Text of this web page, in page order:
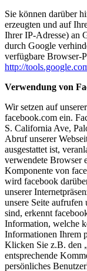
Sie können darüber
erzeugten und auf
Ihrer IP-Adresse) an
durch Google
verfügbare Browser-
http://
Verwendung von
Wir setzen auf
facebook.com ein.
S. California Ave,
Abruf unserer
ausgestattet ist,
verwendete Browser
Komponente von
wird facebook
unserer
unsere Seite
sind, erkennt
Information, welche
Informationen Ihrem
Klicken Sie z.B. den
entsprechende
persönliches